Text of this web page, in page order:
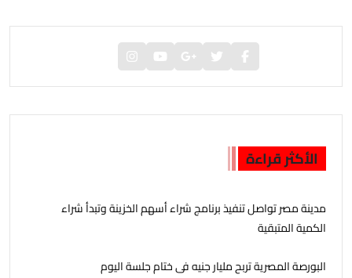
الأكثر قراءة
مدينة مصر تواصل تنفيذ برنامج شراء أسهم الخزينة وتبدأ شراء
الكمية المتبقية
البورصة المصرية تربح مليار جنيه فى ختام جلسة اليوم